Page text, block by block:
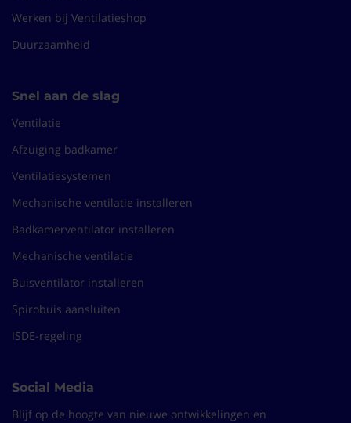
Werken bij Ventilatieshop
Duurzaamheid
Snel aan de slag
Ventilatie
Afzuiging badkamer
Ventilatiesystemen
Mechanische ventilatie installeren
Badkamerventilator installeren
Mechanische ventilatie
Buisventilator installeren
Spirobuis aansluiten
ISDE-regeling
Social Media
Blijf op de hoogte van nieuwe ontwikkelingen en